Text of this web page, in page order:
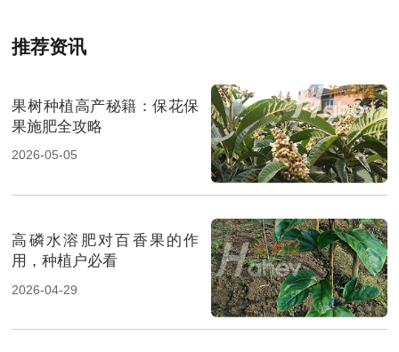
推荐资讯
果树种植高产秘籍：保花保
果施肥全攻略
2026-05-05
高磷水溶肥对百香果的作
用，种植户必看
2026-04-29